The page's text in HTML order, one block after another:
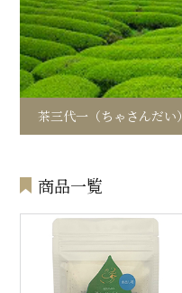
茶三代一（ちゃさんだい）
商品一覧